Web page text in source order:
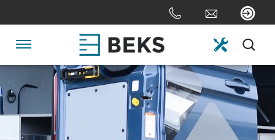
to
content
Jump
the
navigation
HOME
O FIRMĚ